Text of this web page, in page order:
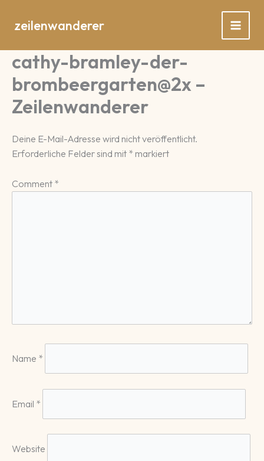
Inhaltzeilenwanderer
cathy-bramley-der-
brombeergarten@2x –
Zeilenwanderer
Deine E-Mail-Adresse wird nicht veröffentlicht.
Erforderliche Felder sind mit * markiert
Comment *
Name *
Email *
Website